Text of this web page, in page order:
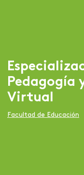
Pedagogía
Virtual
Facultad de Educación